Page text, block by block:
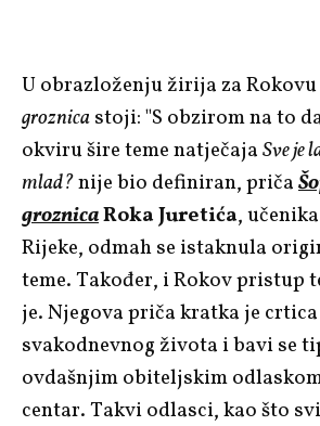
U obrazloženju žirija za
groznicastoji: "S obzirom na to
okviru šire teme natječajaSve je
mlad?nije bio definiran, priča
groznicaRoka Juretića,
Rijeke, odmah se istaknula
teme. Također, i Rokov pristup
je. Njegova priča kratka je
svakodnevnog života i bavi se
ovdašnjim obiteljskim
centar. Takvi odlasci, kao što